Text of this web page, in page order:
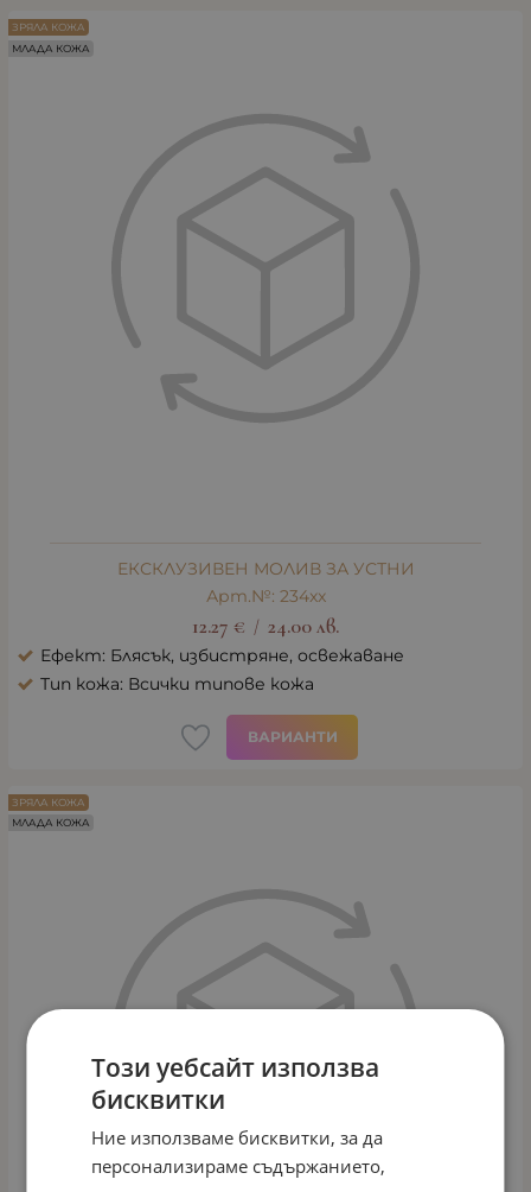
ЕКСКЛУЗИВЕН МОЛИВ ЗА УСТНИ
Арт.№: 234xx
12.27 € / 24.00лв.
Ефект: Блясък, избистряне, освежаване
Тип кожа: Всички типове кожа
ВАРИАНТИ
ЗРЯЛА КОЖА
МЛАДА КОЖА
ЗРЯЛА КОЖА
МЛАДА КОЖА
Този уебсайт използва
бисквитки
Ние използваме бисквитки, за да
персонализираме съдържанието,